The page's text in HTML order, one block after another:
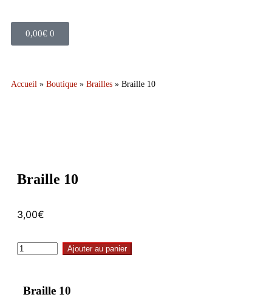
0,00€ 0
Accueil » Boutique » Brailles » Braille 10
Braille 10
3,00€
Ajouter au panier
Braille 10